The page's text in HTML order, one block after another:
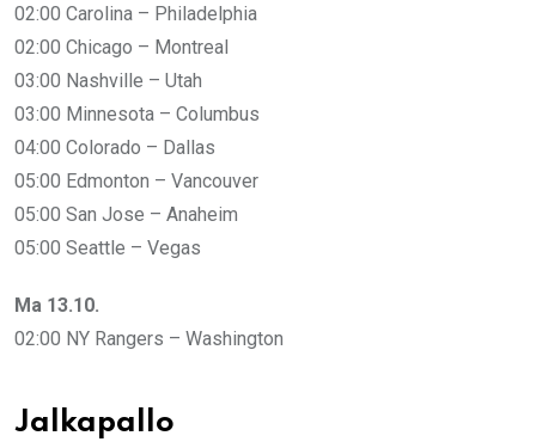
02:00 Carolina – Philadelphia
02:00 Chicago – Montreal
03:00 Nashville – Utah
03:00 Minnesota – Columbus
04:00 Colorado – Dallas
05:00 Edmonton – Vancouver
05:00 San Jose – Anaheim
05:00 Seattle – Vegas
Ma 13.10.
02:00 NY Rangers – Washington
Jalkapallo